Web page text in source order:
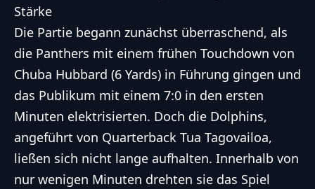
Stärke
Die Partie begann zunächst überraschend, als
die Panthers mit einem frühen Touchdown von
Chuba Hubbard (6 Yards) in Führung gingen und
das Publikum mit einem 7:0 in den ersten
Minuten elektrisierten. Doch die Dolphins,
angeführt von Quarterback Tua Tagovailoa,
ließen sich nicht lange aufhalten. Innerhalb von
nur wenigen Minuten drehten sie das Spiel